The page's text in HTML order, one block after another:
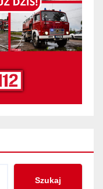
Szukaj